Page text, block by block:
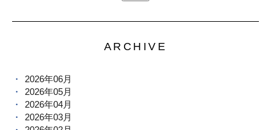
ARCHIVE
2026年06月
2026年05月
2026年04月
2026年03月